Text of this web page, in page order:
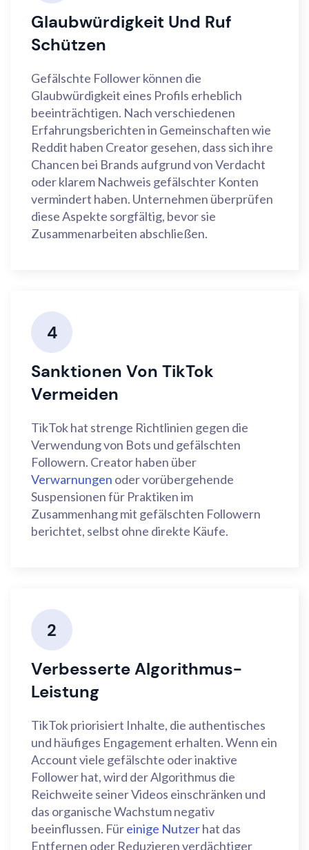
Glaubwürdigkeit Und Ruf
Schützen
Gefälschte Follower können die
Glaubwürdigkeit eines Profils erheblich
beeinträchtigen. Nach verschiedenen
Erfahrungsberichten in Gemeinschaften wie
Reddit haben Creator gesehen, dass sich ihre
Chancen bei Brands aufgrund von Verdacht
oder klarem Nachweis gefälschter Konten
vermindert haben. Unternehmen überprüfen
diese Aspekte sorgfältig, bevor sie
Zusammenarbeiten abschließen.
4
Sanktionen Von TikTok
Vermeiden
TikTok hat strenge Richtlinien gegen die
Verwendung von Bots und gefälschten
Followern. Creator haben über
Verwarnungen oder vorübergehende
Suspensionen für Praktiken im
Zusammenhang mit gefälschten Followern
berichtet, selbst ohne direkte Käufe.
2
Verbesserte Algorithmus-
Leistung
TikTok priorisiert Inhalte, die authentisches
und häufiges Engagement erhalten. Wenn ein
Account viele gefälschte oder inaktive
Follower hat, wird der Algorithmus die
Reichweite seiner Videos einschränken und
das organische Wachstum negativ
beeinflussen. Füreinige Nutzerhat das
Entfernen oder Reduzieren verdächtiger